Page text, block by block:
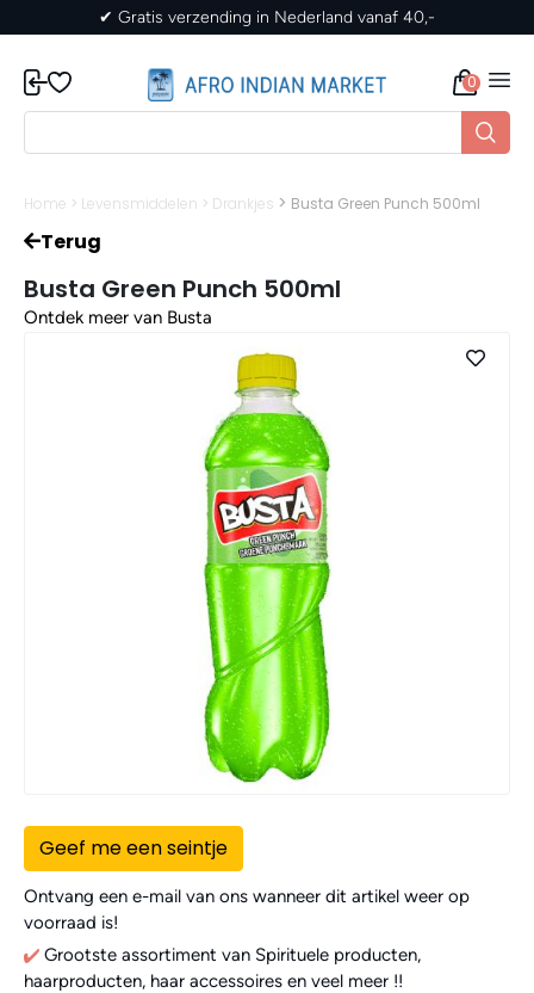
vanaf 40,- ✔ Gratis verzending in
0
Home > Levensmiddelen > Drankjes > Busta Green Punch 500ml
Terug
Busta Green Punch 500ml
Ontdek meer van Busta
Geef me een seintje
Ontvang een e-mail van ons wanneer dit artikel weer op
voorraad is!
Grootste assortiment van Spirituele producten,
haarproducten, haar accessoires en veel meer !!